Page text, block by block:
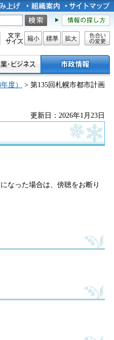
文字サイズ
縮小 標準 拡大
色合い
度）
> 第135回札幌市都市計画
更新日：2026年1月23日
なった場合は、傍聴をお断り